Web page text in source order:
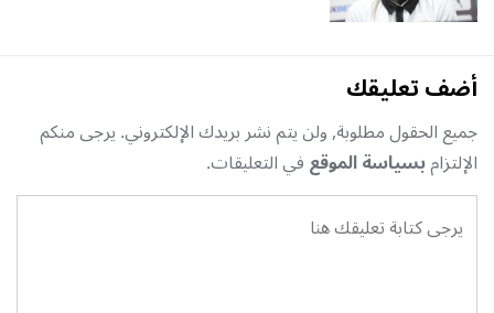
أضف تعليقك
جميع الحقول مطلوبة, ولن يتم نشر بريدك الإلكتروني. يرجى منكم
الإلتزامبسياسة الموقعفي التعليقات.